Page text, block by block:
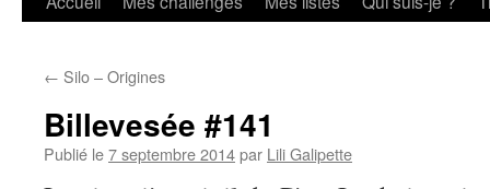
contenu
← Silo – Origines
Billevesée #141
Publié le7 septembre 2014par Lili Galipette